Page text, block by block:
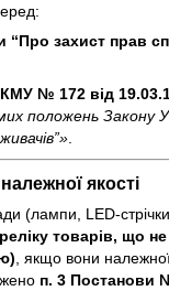
“Про захист прав
№ 172 від
положень Закону
належної якості
(лампи, LED-
товарів, що
, якщо вони належної
п. 3 Постанови